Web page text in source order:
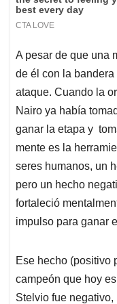
A pesar de que una
de él con la
ataque. Cuando la
Nairo ya había
ganar la etapa y
mente es la
seres humanos, un
pero un hecho
fortaleció
impulso para ganar
Ese hecho (positivo
campeón que hoy
Stelvio fue